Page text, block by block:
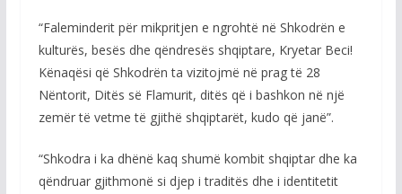
“Faleminderit për mikpritjen e ngrohtë në Shkodrën e
kulturës, besës dhe qëndresës shqiptare, Kryetar Beci!
Kënaqësi që Shkodrën ta vizitojmë në prag të 28
Nëntorit, Ditës së Flamurit, ditës që i bashkon në një
zemër të vetme të gjithë shqiptarët, kudo që janë”.
“Shkodra i ka dhënë kaq shumë kombit shqiptar dhe ka
qëndruar gjithmonë si djep i traditës dhe i identitetit